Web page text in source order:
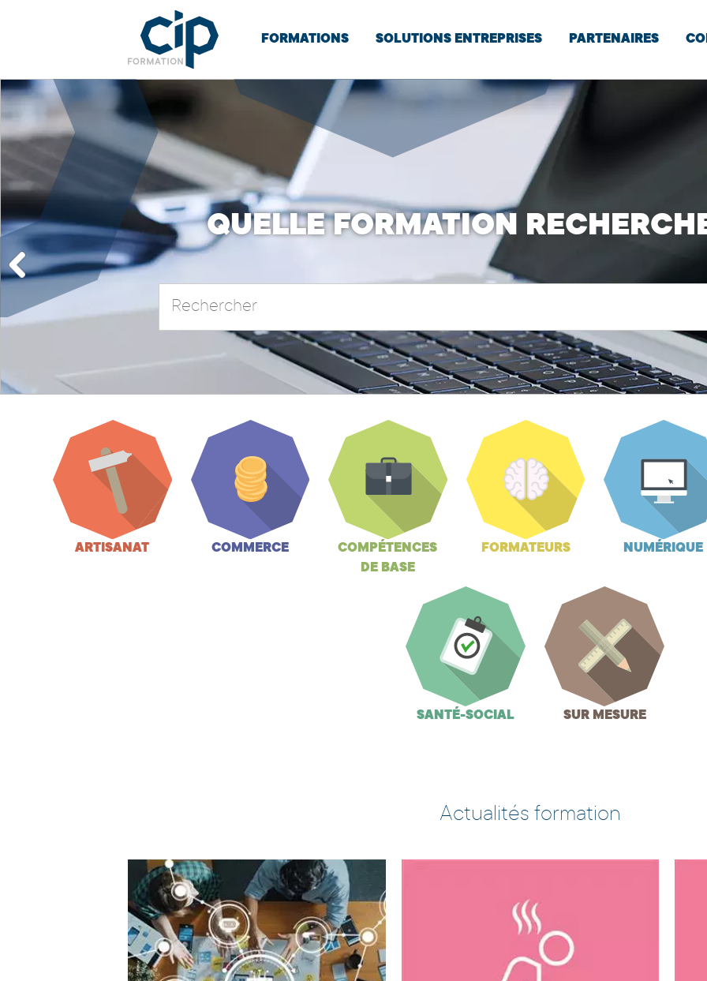
FORMATIONS SOLUTIONS ENTREPRISES PARTENAIRES
QUELLE FORMATION
ARTISANAT COMMERCE
COMPÉTENCES
DE BASE
FORMATEURS NUMÉRIQUE
SANTÉ-SOCIAL SUR MESURE
Actualités formation